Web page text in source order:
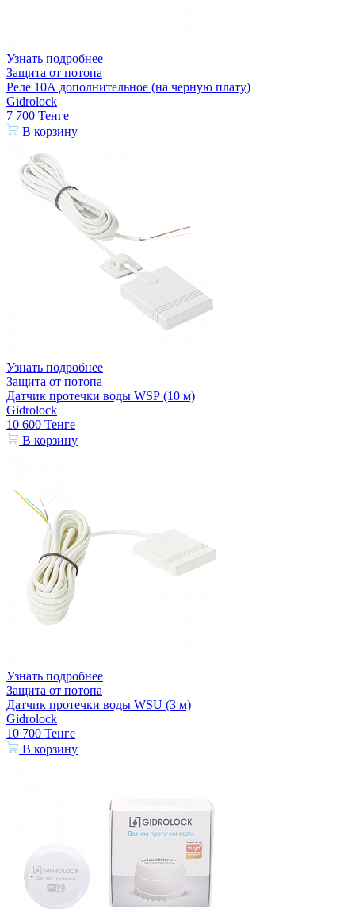
Узнать подробнее
Защита от потопа
Реле 10А дополнительное (на черную плату)
Gidrolock
7 700 Тенге
В корзину
Узнать подробнее
Защита от потопа
Датчик протечки воды WSР (10 м)
Gidrolock
10 600 Тенге
В корзину
Узнать подробнее
Защита от потопа
Датчик протечки воды WSU (3 м)
Gidrolock
10 700 Тенге
В корзину